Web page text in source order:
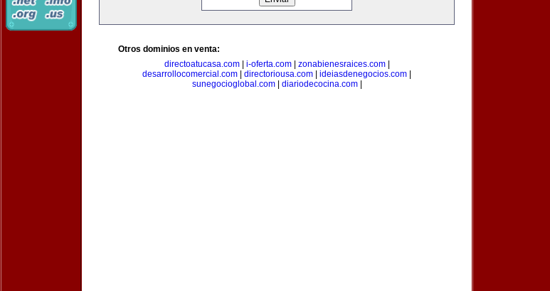
Otros dominios en venta:
directoatucasa.com| i-oferta.com| zonabienesraices.com|
desarrollocomercial.com
directoriousa.com ideiasdenegocios.com
sunegocioglobal.com| diariodecocina.com|